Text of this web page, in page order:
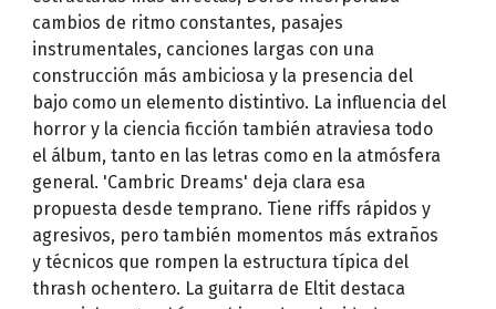
cambios de ritmo constantes, pasajes
instrumentales, canciones largas con una
construcción más ambiciosa y la presencia del
bajo como un elemento distintivo. La influencia del
horror y la ciencia ficción también atraviesa todo
el álbum, tanto en las letras como en la atmósfera
general. 'Cambric Dreams' deja clara esa
propuesta desde temprano. Tiene riffs rápidos y
agresivos, pero también momentos más extraños
y técnicos que rompen la estructura típica del
thrash ochentero. La guitarra de Eltit destaca